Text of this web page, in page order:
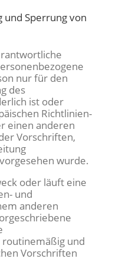
und Sperrung von
nur für den
des
ist oder
Richtlinien-
einen anderen
Vorschriften,
wurde.
oder läuft eine
und
anderen
und
Vorschriften